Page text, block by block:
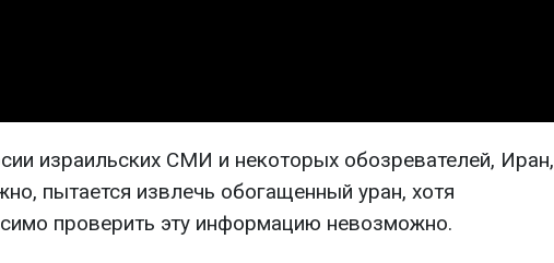
израильских СМИ и некоторых обозревателей, Иран,
пытается извлечь обогащенный уран, хотя
проверить эту информацию невозможно.